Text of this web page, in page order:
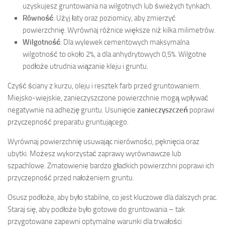
uzyskujesz gruntowania na wilgotnych lub świeżych tynkach.
Równość: Użyj łaty oraz poziomicy, aby zmierzyć
powierzchnię. Wyrównaj różnice większe niż kilka milimetrów.
Wilgotność: Dla wylewek cementowych maksymalna
wilgotność to około 2%, a dla anhydrytowych 0,5%. Wilgotne
podłoże utrudnia wiązanie kleju i gruntu.
Czyść ściany z kurzu, oleju i resztek farb przed gruntowaniem.
Miejsko-wiejskie, zanieczyszczone powierzchnie mogą wpływać
negatywnie na adhezję gruntu. Usunięcie zanieczyszczeń poprawi
przyczepność preparatu gruntującego.
Wyrównaj powierzchnię usuwając nierówności, pęknięcia oraz
ubytki. Możesz wykorzystać zaprawy wyrównawcze lub
szpachlowe. Zmatowienie bardzo gładkich powierzchni poprawi ich
przyczepność przed nałożeniem gruntu.
Osusz podłoże, aby było stabilne, co jest kluczowe dla dalszych prac.
Staraj się, aby podłoże było gotowe do gruntowania – tak
przygotowane zapewni optymalne warunki dla trwałości